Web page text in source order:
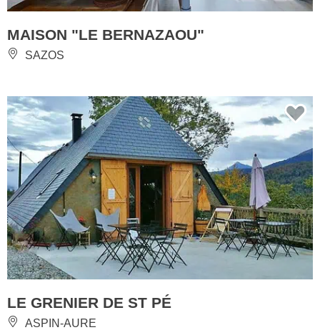
MAISON "LE BERNAZAOU"
SAZOS
LE GRENIER DE ST PÉ
ASPIN-AURE